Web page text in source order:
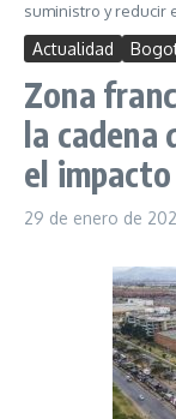
suministro y reducir
Actualidad
Zona
la cadena
el
29 de enero de